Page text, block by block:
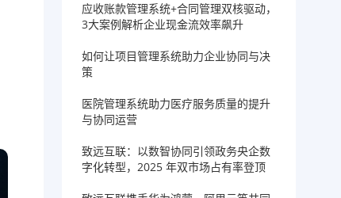
应收账款管理系统+合同管理双核驱动，
3大案例解析企业现金流效率飙升
如何让项目管理系统助力企业协同与决
策
医院管理系统助力医疗服务质量的提升
与协同运营
致远互联：以数智协同引领政务央企数
字化转型，2025 年双市场占有率登顶